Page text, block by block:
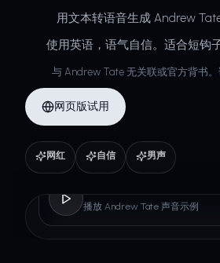
用文本转语音生成 Andrew
使用英语，语气自信。适合短钩
与 Andrew Tate 无关联或官方背书。
网页版试用
网红 自信 男声
播放 Andrew Tate 声音示例